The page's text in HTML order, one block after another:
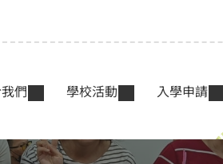
們 學校活動 入學申請